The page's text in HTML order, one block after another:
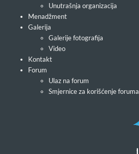
Unutrašnja organizacija
Menadžment
Galerija
Galerije fotografija
Video
Kontakt
Forum
Ulaz na forum
Smjernice za korišćenje foruma